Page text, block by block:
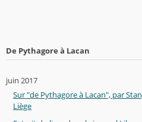
De Pythagore à Lacan
juin 2017
Sur "de Pythagore à Lacan", par
Liège